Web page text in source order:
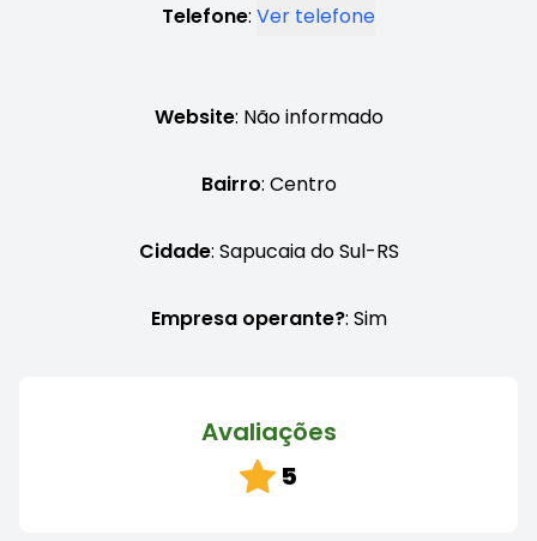
Telefone: Ver telefone
Website: Não informado
Bairro: Centro
Cidade: Sapucaia do Sul-RS
Empresa operante?: Sim
Avaliações
5